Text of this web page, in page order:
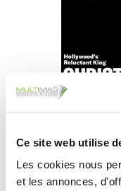
Ce site web utilise
Les cookies nous
et les annonces,